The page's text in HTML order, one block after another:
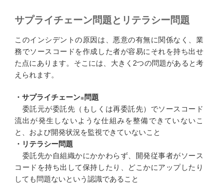
サプライチェーン問題とリテラシー問題
このインシデントの原因は、悪意の有無に関係なく、業
務でソースコードを作成した者が容易にそれを持ち出せ
た点にあります。そこには、大きく2つの問題があると考
えられます。
・サプライチェーン※ 問題
委託元が委託先（もしくは再委託先）でソースコード
流出が発生しないような仕組みを整備できていないこ
と、および開発状況を監視できていないこと
・リテラシー問題
委託先か自組織かにかかわらず、開発従事者がソース
コードを持ち出して保持したり、どこかにアップしたり
しても問題ないという認識であること